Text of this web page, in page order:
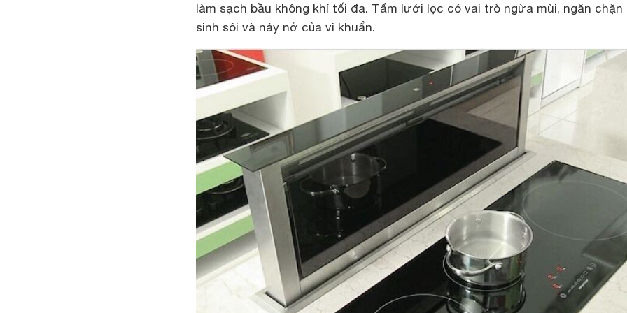
làm sạch bầu không khí tối đa. Tấm lưới lọc có vai trò ngừa mùi, ngăn chặn
sinh sôi và nảy nở của vi khuẩn.